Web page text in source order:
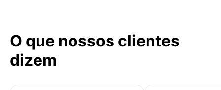
O que nossos clientes
dizem